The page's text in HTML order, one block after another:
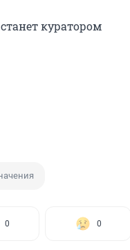
куратором
0 0